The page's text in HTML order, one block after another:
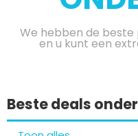
We hebben de
en u kunt een
Beste deals